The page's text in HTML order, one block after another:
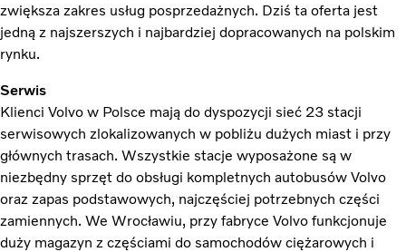
zwiększa zakres usług posprzedażnych. Dziś ta oferta jest
jedną z najszerszych i najbardziej dopracowanych na polskim
rynku.
Serwis
Klienci Volvo w Polsce mają do dyspozycji sieć 23 stacji
serwisowych zlokalizowanych w pobliżu dużych miast i przy
głównych trasach. Wszystkie stacje wyposażone są w
niezbędny sprzęt do obsługi kompletnych autobusów Volvo
oraz zapas podstawowych, najczęściej potrzebnych części
zamiennych. We Wrocławiu, przy fabryce Volvo funkcjonuje
duży magazyn z częściami do samochodów ciężarowych i